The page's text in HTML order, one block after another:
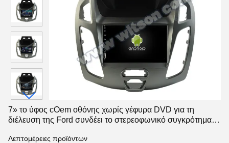
7» το ύφος cOem οθόνης χωρίς γέφυρα DVD για τη
διέλευση της Ford συνδέει το στερεοφωνικό συγκρότημα
Λεπτομέρειες προϊόντων